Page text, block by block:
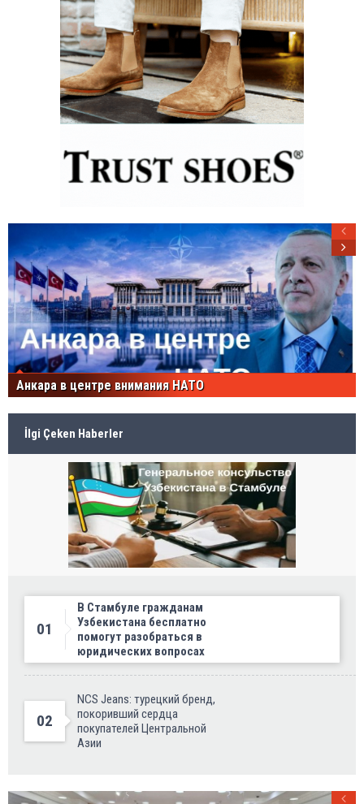
Анкара в центре внимания НАТО
İlgi Çeken Haberler
01
В Стамбуле гражданам
Узбекистана бесплатно
помогут разобраться в
юридических вопросах
02
NCS Jeans: турецкий бренд,
покоривший сердца
покупателей Центральной
Азии